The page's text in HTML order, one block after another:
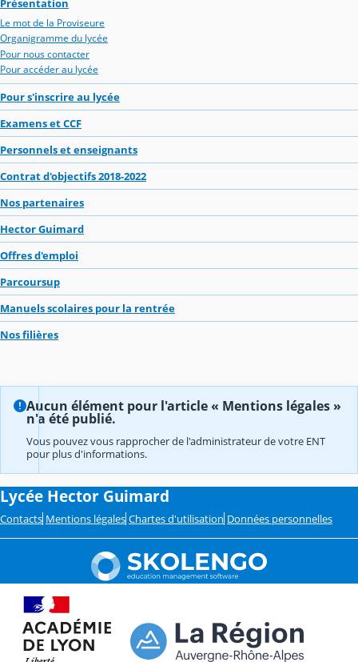
Présentation
Le mot de la Proviseure
Organigramme du lycée
Pour nous contacter
Pour accéder au lycée
Pour s'inscrire au lycée
Examens et CCF
Personnels et enseignants
Contrat d'objectifs 2018-2022
Nos partenaires
Hector Guimard
Offres d'emploi
Parcoursup
Manuels scolaires pour la rentrée
Nos filières
Aucun élément pour l'article « Mentions légales »
n'a été publié.
Vous pouvez vous rapprocher de l'administrateur de votre ENT
pour plus d'informations.
Lycée Hector Guimard
Contacts Mentions légales Chartes d'utilisation Données personnelles